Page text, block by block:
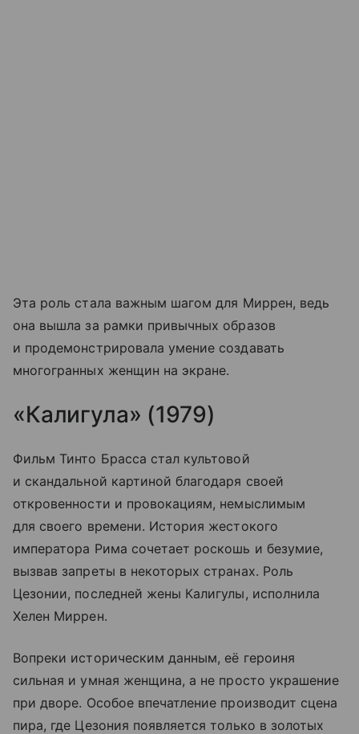
Эта роль стала важным шагом для Миррен, ведь
она вышла за рамки привычных образов
и продемонстрировала умение создавать
многогранных женщин на экране.
«Калигула» (1979)
Фильм Тинто Брасса стал культовой
и скандальной картиной благодаря своей
откровенности и провокациям, немыслимым
для своего времени. История жестокого
императора Рима сочетает роскошь и безумие,
вызвав запреты в некоторых странах. Роль
Цезонии, последней жены Калигулы, исполнила
Хелен Миррен.
Вопреки историческим данным, её героиня
сильная и умная женщина, а не просто украшение
при дворе. Особое впечатление производит сцена
пира, где Цезония появляется только в золотых